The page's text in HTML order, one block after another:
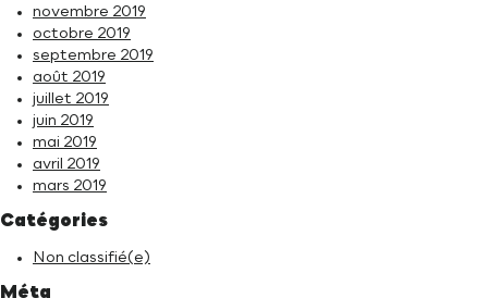
novembre 2019
octobre 2019
septembre 2019
août 2019
juillet 2019
juin 2019
mai 2019
avril 2019
mars 2019
Catégories
Non classifié(e)
Méta